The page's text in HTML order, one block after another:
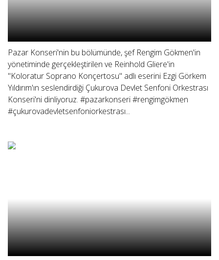
Pazar Konseri'nin bu bölümünde, şef Rengim Gökmen'in
yönetiminde gerçekleştirilen ve Reinhold Gliere'in
"Koloratur Soprano Konçertosu" adlı eserini Ezgi Görkem
Yıldırım'ın seslendirdiği Çukurova Devlet Senfoni Orkestrası
Konseri'ni dinliyoruz. #pazarkonseri #rengimgökmen
#çukurovadevletsenfoniorkestrası...